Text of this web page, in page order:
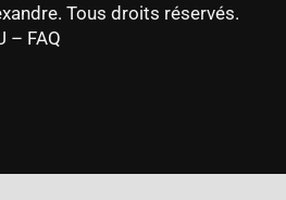
Tous droits réservés.
– FAQ